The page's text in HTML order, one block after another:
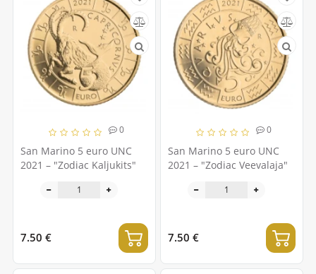
0
San Marino 5 euro UNC
2021 – "Zodiac Kaljukits"
7.50 €
0
San Marino 5 euro UNC
2021 – "Zodiac Veevalaja"
7.50 €